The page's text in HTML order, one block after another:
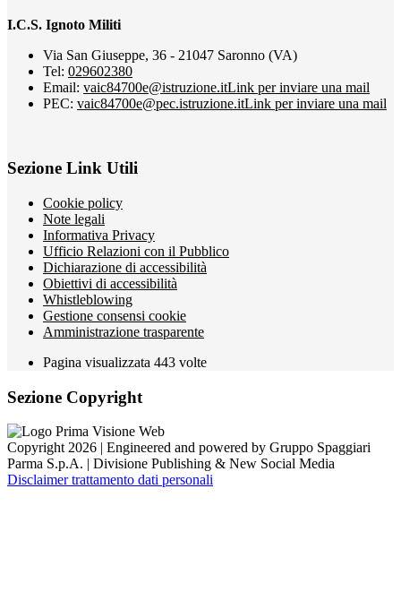
I.C.S. Ignoto Militi
Via San Giuseppe, 36 - 21047 Saronno (VA)
Tel: 029602380
Email: vaic84700e@istruzione.itLink per inviare una mail
PEC: vaic84700e@pec.istruzione.itLink per inviare una mail
Sezione Link Utili
Cookie policy
Note legali
Informativa Privacy
Ufficio Relazioni con il Pubblico
Dichiarazione di accessibilità
Obiettivi di accessibilità
Whistleblowing
Gestione consensi cookie
Amministrazione trasparente
Pagina visualizzata 443 volte
Sezione Copyright
Copyright 2026 | Engineered and powered by Gruppo Spaggiari
Parma S.p.A. | Divisione Publishing & New Social Media
Disclaimer trattamento dati personali